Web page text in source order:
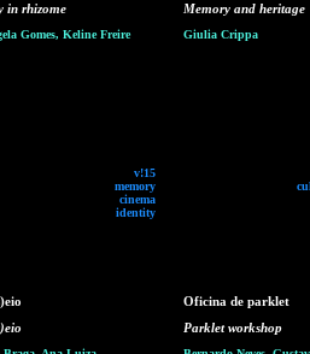
in rhizome
Gomes, Keline Freire
v!15
memory
cinema
identity
Memory and heritage
Giulia Crippa
Oficina de parklet
Parklet workshop